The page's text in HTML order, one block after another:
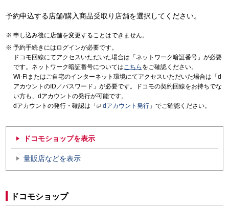
予約申込する店舗/購入商品受取り店舗を選択してください。
申し込み後に店舗を変更することはできません。
予約手続きにはログインが必要です。
ドコモ回線にてアクセスいただいた場合は「ネットワーク暗証番号」が必要
です。ネットワーク暗証番号についてはこちら をご確認ください。
Wi-Fiまたはご自宅のインターネット環境にてアクセスいただいた場合は「d
アカウントのID／パスワード」が必要です。ドコモの契約回線をお持ちでな
い方も、dアカウントの発行が可能です。
dアカウントの発行・確認は「
dアカウント発行 」でご確認ください。
ドコモショップを表示
量販店などを表示
ドコモショップ